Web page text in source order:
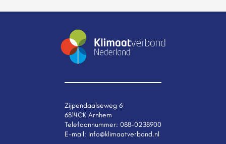
Zijpendaalseweg 6
6814CK Arnhem
Telefoonnummer: 088-0238900
E-mail: info@klimaatverbond.nl